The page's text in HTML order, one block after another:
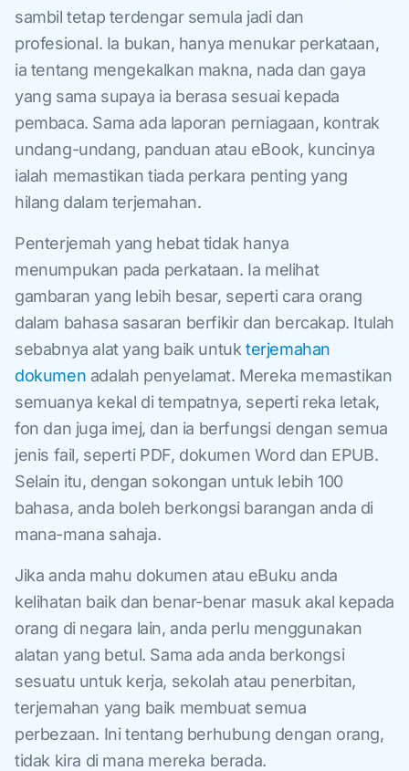
sambil tetap terdengar semula jadi dan
profesional. Ia bukan, hanya menukar perkataan,
ia tentang mengekalkan makna, nada dan gaya
yang sama supaya ia berasa sesuai kepada
pembaca. Sama ada laporan perniagaan, kontrak
undang-undang, panduan atau eBook, kuncinya
ialah memastikan tiada perkara penting yang
hilang dalam terjemahan.
Penterjemah yang hebat tidak hanya
menumpukan pada perkataan. Ia melihat
gambaran yang lebih besar, seperti cara orang
dalam bahasa sasaran berfikir dan bercakap. Itulah
sebabnya alat yang baik untukterjemahan
dokumen adalah penyelamat. Mereka memastikan
semuanya kekal di tempatnya, seperti reka letak,
fon dan juga imej, dan ia berfungsi dengan semua
jenis fail, seperti PDF, dokumen Word dan EPUB.
Selain itu, dengan sokongan untuk lebih 100
bahasa, anda boleh berkongsi barangan anda di
mana-mana sahaja.
Jika anda mahu dokumen atau eBuku anda
kelihatan baik dan benar-benar masuk akal kepada
orang di negara lain, anda perlu menggunakan
alatan yang betul. Sama ada anda berkongsi
sesuatu untuk kerja, sekolah atau penerbitan,
terjemahan yang baik membuat semua
perbezaan. Ini tentang berhubung dengan orang,
tidak kira di mana mereka berada.